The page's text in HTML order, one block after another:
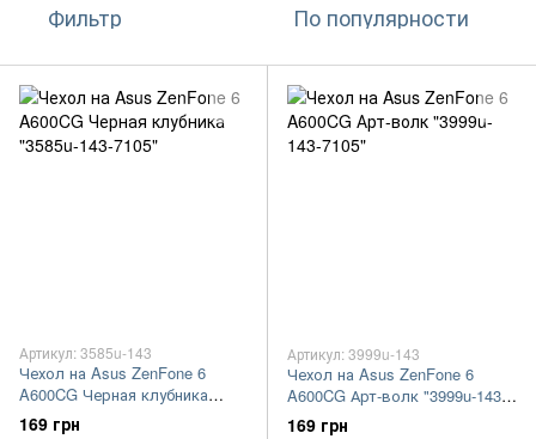
Фильтр По популярности
Артикул: 3585u-143
Чехол на Asus ZenFone 6
A600CG Черная клубника
"3585u-143-7105"
169 грн
Артикул: 3999u-143
Чехол на Asus ZenFone 6
A600CG Арт-волк "3999u-143-
7105"
169 грн